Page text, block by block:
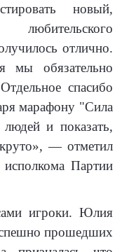
новый,
любительского
отлично.
мы обязательно
спасибо
марафону "Сила
и показать,
— отметил
исполкома Партии
игроки. Юлия
прошедших